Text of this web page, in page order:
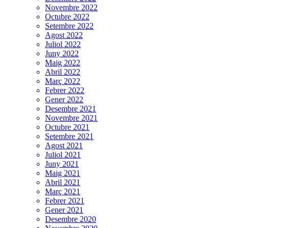
Novembre 2022
Octubre 2022
Setembre 2022
Agost 2022
Juliol 2022
Juny 2022
Maig 2022
Abril 2022
Març 2022
Febrer 2022
Gener 2022
Desembre 2021
Novembre 2021
Octubre 2021
Setembre 2021
Agost 2021
Juliol 2021
Juny 2021
Maig 2021
Abril 2021
Març 2021
Febrer 2021
Gener 2021
Desembre 2020